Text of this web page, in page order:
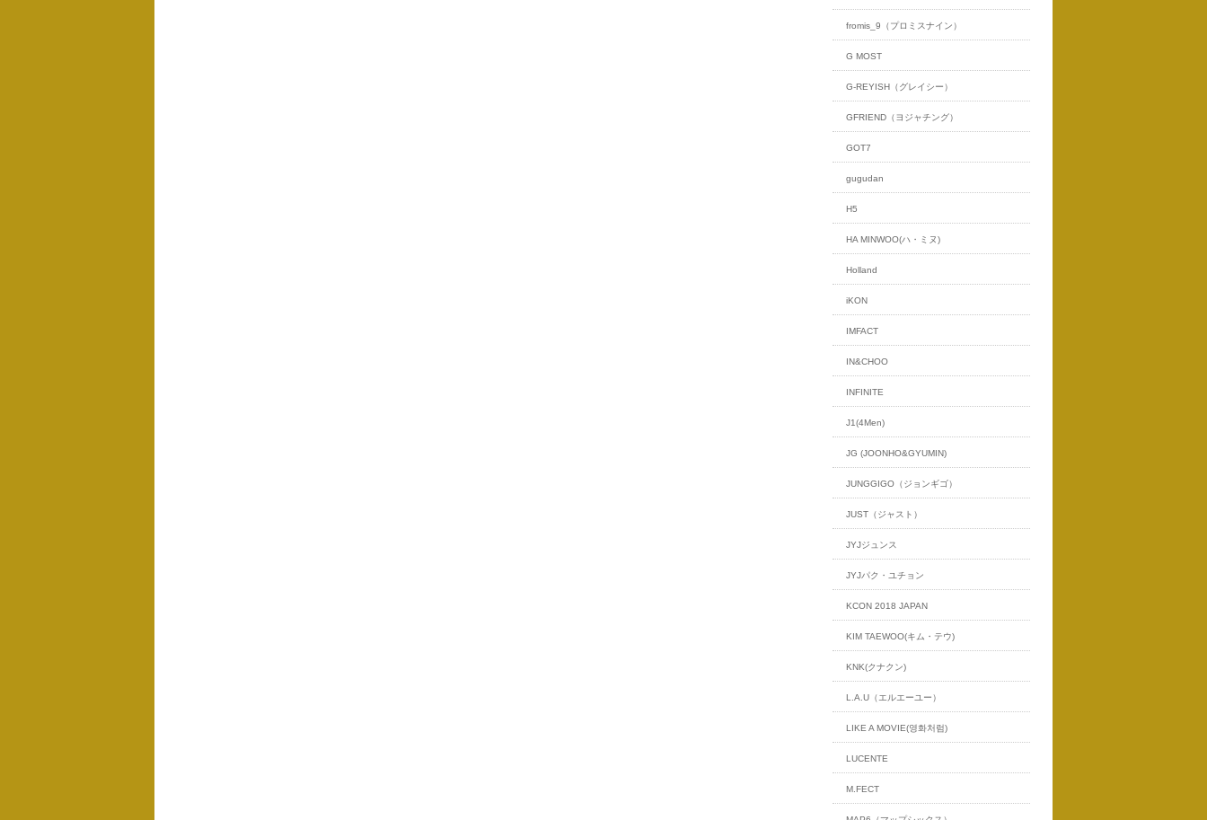
fromis_9（プロミスナイン）
G MOST
G-REYISH（グレイシー）
GFRIEND（ヨジャチング）
GOT7
gugudan
H5
HA MINWOO(ハ・ミヌ)
Holland
iKON
IMFACT
IN&CHOO
INFINITE
J1(4Men)
JG (JOONHO&GYUMIN)
JUNGGIGO（ジョンギゴ）
JUST（ジャスト）
JYJジュンス
JYJパク・ユチョン
KCON 2018 JAPAN
KIM TAEWOO(キム・テウ)
KNK(クナクン)
L.A.U（エルエーユー）
LIKE A MOVIE(영화처럼)
LUCENTE
M.FECT